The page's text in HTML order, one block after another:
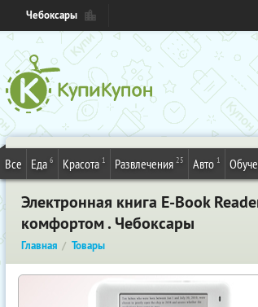
Чебоксары
Все Еда 6 Красота 1 Развлечения 25 Авто 1
Электронная книга E-Book
комфортом . Чебоксары
Главная Товары